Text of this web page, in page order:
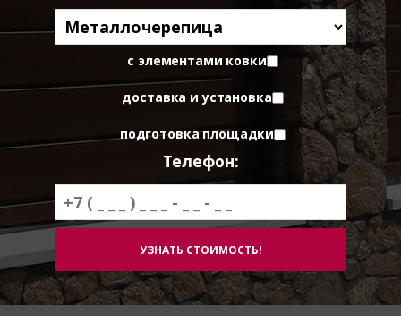
с элементами ковки
доставка и установка
подготовка площадки
Телефон: